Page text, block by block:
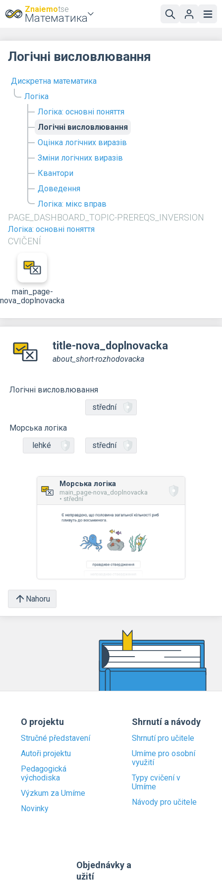
Znaiemotse
Математика
Дискретна математика
Логіка
Логіка: основні поняття
Логічні висловлювання
Оцінка логічних виразів
Зміни логічних виразів
Квантори
Доведення
Логіка: мікс вправ
PAGE_DASHBOARD_TOPIC-PREREQS_INVERSION
Логіка: основні поняття
CVIČENÍ
main_page-
nova_doplnovacka
Логічні висловлювання
title-nova_doplnovacka
about_short-rozhodovacka
Логічні висловлювання
střední
Морська логіка
lehké
střední
Морська логіка
main_page-nova_doplnovacka
• střední
Nahoru
O projektu
Stručné představení
Autoři projektu
Pedagogická
východiska
Výzkum za Umíme
Novinky
Shrnutí a návody
Shrnutí pro učitele
Umíme pro osobní
využití
Typy cvičení v
Umíme
Návody pro učitele
Objednávky a
užití